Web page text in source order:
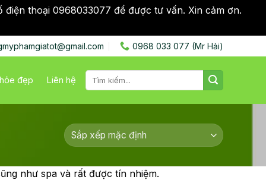
điện thoại 0968033077 để được tư vấn. Xin cảm ơn.
0968 033 077 (Mr Hải)
đẹp Liên hệ
Tìm
kiếm:
như spa và rất được tín nhiệm.